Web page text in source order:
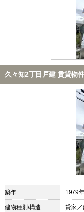
久々知2丁目戸建 賃貸物
築年 1979
建物種別/構造 貸家／